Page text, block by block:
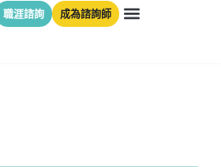
職涯諮詢 成為諮詢師